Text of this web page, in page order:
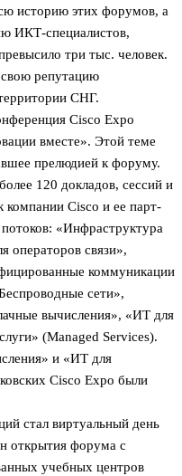
историю этих форумов, а
ИКТ-специалистов,
три тыс. человек.
репутацию
СНГ.
Cisco Expo
вместе». Этой теме
прелюдией к форуму.
120 докладов, сессий и
компании Cisco и ее парт­
«Инфраструктура
операторов связи»,
коммуникации
сети»,
вычисления», «ИТ для
(Managed Services).
и «ИТ для
Cisco Expo были
стал виртуальный день
открытия форума с
учебных центров